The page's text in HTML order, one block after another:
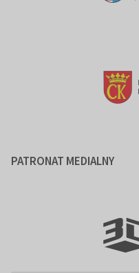
PATRONAT MEDIALNY